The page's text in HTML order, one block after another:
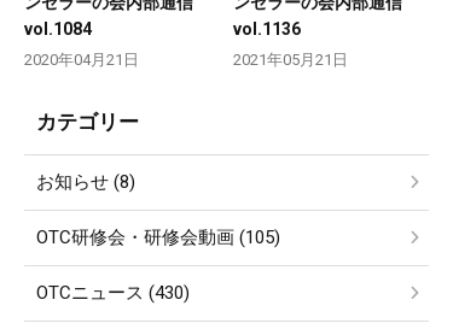
vol.1084
2020年04月21日
vol.1136
2021年05月21日
カテゴリー
お知らせ (8)
OTC研修会・研修会動画 (105)
OTCニュース (430)